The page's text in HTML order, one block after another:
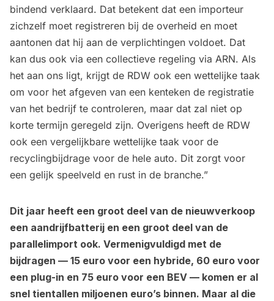
bindend verklaard. Dat betekent dat een importeur
zichzelf moet registreren bij de overheid en moet
aantonen dat hij aan de verplichtingen voldoet. Dat
kan dus ook via een collectieve regeling via ARN. Als
het aan ons ligt, krijgt de RDW ook een wettelijke taak
om voor het afgeven van een kenteken de registratie
van het bedrijf te controleren, maar dat zal niet op
korte termijn geregeld zijn. Overigens heeft de RDW
ook een vergelijkbare wettelijke taak voor de
recyclingbijdrage voor de hele auto. Dit zorgt voor
een gelijk speelveld en rust in de branche.”
Dit jaar heeft een groot deel van de nieuwverkoop
een aandrijfbatterij en een groot deel van de
parallelimport ook. Vermenigvuldigd met de
bijdragen — 15 euro voor een hybride, 60 euro voor
een plug-in en 75 euro voor een BEV — komen er al
snel tientallen miljoenen euro’s binnen. Maar al die